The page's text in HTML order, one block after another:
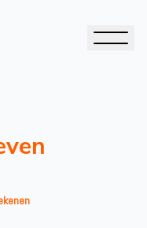
rekenen